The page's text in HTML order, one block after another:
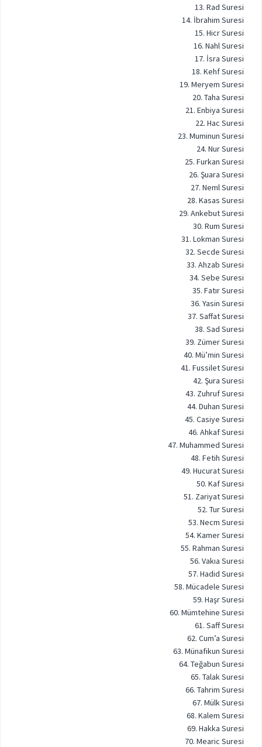
13. Rad Suresi
14. İbrahim Suresi
15. Hicr Suresi
16. Nahl Suresi
17. İsra Suresi
18. Kehf Suresi
19. Meryem Suresi
20. Taha Suresi
21. Enbiya Suresi
22. Hac Suresi
23. Muminun Suresi
24. Nur Suresi
25. Furkan Suresi
26. Şuara Suresi
27. Neml Suresi
28. Kasas Suresi
29. Ankebut Suresi
30. Rum Suresi
31. Lokman Suresi
32. Secde Suresi
33. Ahzab Suresi
34. Sebe Suresi
35. Fatır Suresi
36. Yasin Suresi
37. Saffat Suresi
38. Sad Suresi
39. Zümer Suresi
40. Mü’min Suresi
41. Fussilet Suresi
42. Şura Suresi
43. Zuhruf Suresi
44. Duhan Suresi
45. Casiye Suresi
46. Ahkaf Suresi
47. Muhammed Suresi
48. Fetih Suresi
49. Hucurat Suresi
50. Kaf Suresi
51. Zariyat Suresi
52. Tur Suresi
53. Necm Suresi
54. Kamer Suresi
55. Rahman Suresi
56. Vakıa Suresi
57. Hadid Suresi
58. Mücadele Suresi
59. Haşr Suresi
60. Mümtehine Suresi
61. Saff Suresi
62. Cum’a Suresi
63. Münafikun Suresi
64. Teğabun Suresi
65. Talak Suresi
66. Tahrim Suresi
67. Mülk Suresi
68. Kalem Suresi
69. Hakka Suresi
70. Mearic Suresi